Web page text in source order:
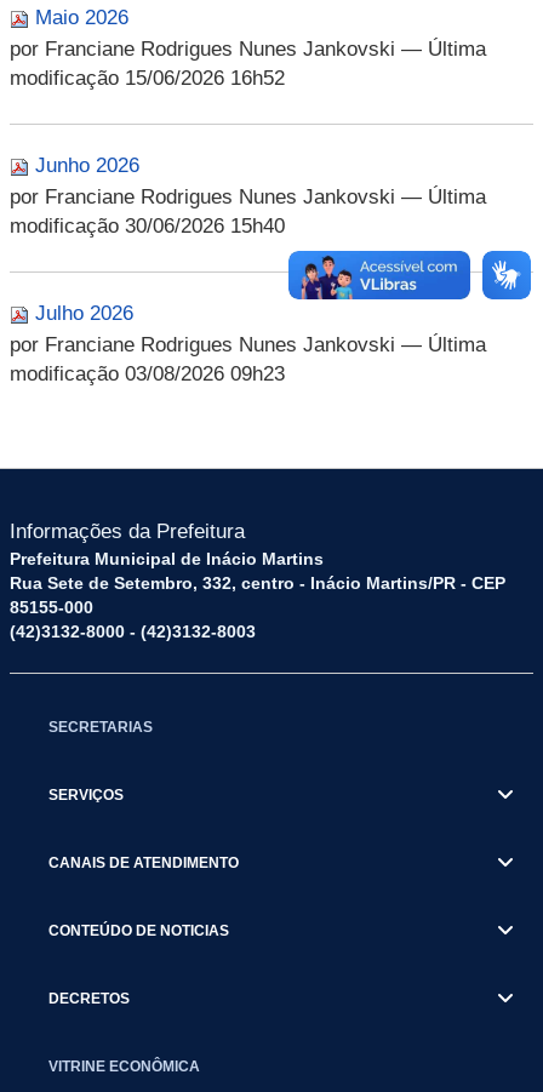
Maio 2026
por Franciane Rodrigues Nunes Jankovski — Última
modificação 15/06/2026 16h52
Junho 2026
por Franciane Rodrigues Nunes Jankovski — Última
modificação 30/06/2026 15h40
Julho 2026
por Franciane Rodrigues Nunes Jankovski — Última
modificação 03/08/2026 09h23
Informações da Prefeitura
Prefeitura Municipal de Inácio Martins
Rua Sete de Setembro, 332, centro - Inácio Martins/PR - CEP
85155-000
(42)3132-8000 - (42)3132-8003
SECRETARIAS
SERVIÇOS
CANAIS DE ATENDIMENTO
CONTEÚDO DE NOTICIAS
DECRETOS
VITRINE ECONÔMICA